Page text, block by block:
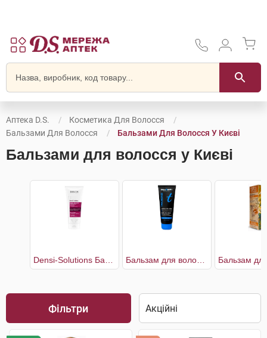
Аптека D.S.
Косметика Для Волосся
Бальзами Для Волосся
Бальзами Для Волосся У Києві
Бальзами для волосся у Києві
Фільтри